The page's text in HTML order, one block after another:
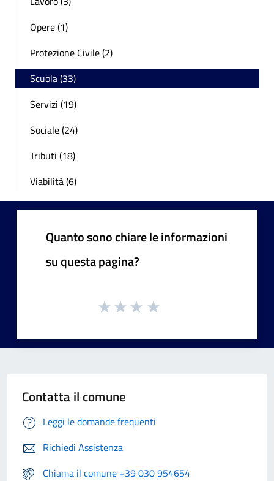
Opere (1)
Protezione Civile (2)
Scuola (33)
Servizi (19)
Sociale (24)
Tributi (18)
Viabilità (6)
Quanto sono chiare le informazioni
su questa pagina?
Contatta il comune
Leggi le domande frequenti
Richiedi Assistenza
Chiama il comune +39 030 954654